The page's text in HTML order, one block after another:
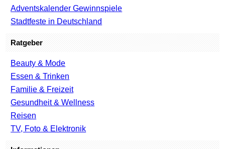
Adventskalender Gewinnspiele
Stadtfeste in Deutschland
Ratgeber
Beauty & Mode
Essen & Trinken
Familie & Freizeit
Gesundheit & Wellness
Reisen
TV, Foto & Elektronik